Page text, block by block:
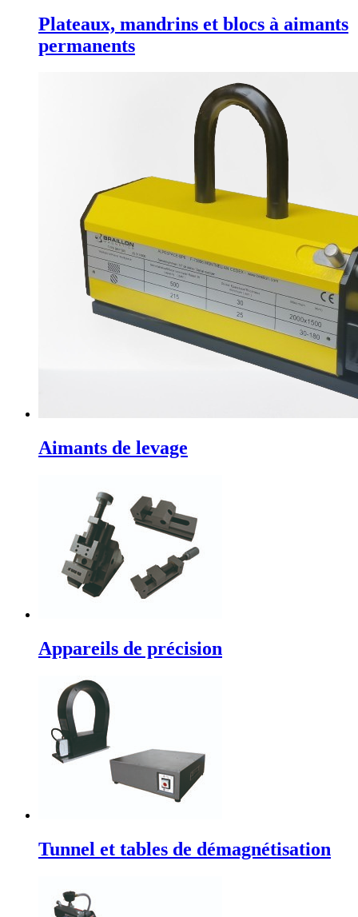
Plateaux, mandrins et blocs à aimants
permanents
Aimants de levage
Appareils de précision
Tunnel et tables de démagnétisation